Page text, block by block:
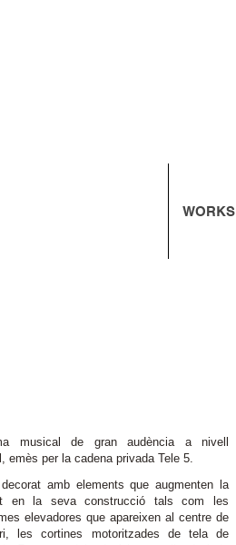
musical de gran audència a nivell
emès per la cadena privada Tele 5.
amb elements que augmenten la
en la seva construcció tals com les
elevadores que apareixen al centre de
les cortines motoritzades de tela de
WORKS